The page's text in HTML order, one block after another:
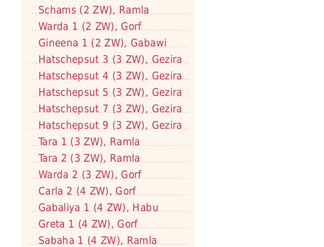
Schams (2 ZW), Ramla
Warda 1 (2 ZW), Gorf
Gineena 1 (2 ZW), Gabawi
Hatschepsut 3 (3 ZW), Gezira
Hatschepsut 4 (3 ZW), Gezira
Hatschepsut 5 (3 ZW), Gezira
Hatschepsut 7 (3 ZW), Gezira
Hatschepsut 9 (3 ZW), Gezira
Tara 1 (3 ZW), Ramla
Tara 2 (3 ZW), Ramla
Warda 2 (3 ZW), Gorf
Carla 2 (4 ZW), Gorf
Gabaliya 1 (4 ZW), Habu
Greta 1 (4 ZW), Gorf
Sabaha 1 (4 ZW), Ramla